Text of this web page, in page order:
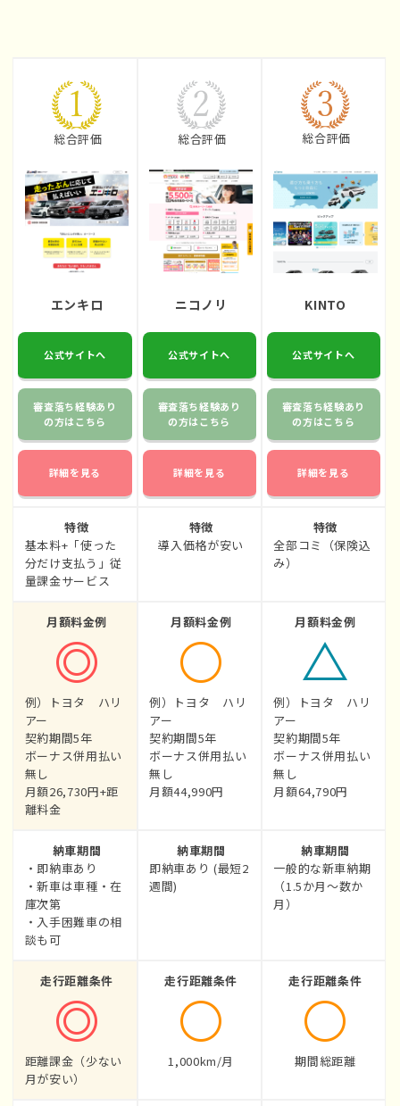
総合評価 総合評価 総合評価
エンキロ ニコノリ KINTO
公式サイトへ
審査落ち経験あり
の方はこちら
詳細を見る
公式サイトへ
審査落ち経験あり
の方はこちら
詳細を見る
公式サイトへ
審査落ち経験あり
の方はこちら
詳細を見る
特徴
基本料+「使った
分だけ支払う」従
量課金サービス
特徴
導入価格が安い
特徴
全部コミ（保険込
み）
月額料金例
例）トヨタ ハリ
アー
契約期間5年
ボーナス併用払い
無し
月額26,730円+距
離料金
月額料金例
例）トヨタ ハリ
アー
契約期間5年
ボーナス併用払い
無し
月額44,990円
月額料金例
例）トヨタ ハリ
アー
契約期間5年
ボーナス併用払い
無し
月額64,790円
納車期間
・即納車あり
・新車は車種・在
庫次第
・入手困難車の相
談も可
納車期間
即納車あり (最短2
週間)
納車期間
一般的な新車納期
（1.5か月〜数か
月）
走行距離条件
距離課金（少ない
月が安い）
走行距離条件
1,000km/月
走行距離条件
期間総距離